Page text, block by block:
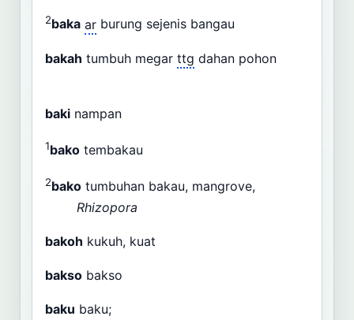
2baka ar burung sejenis bangau
bakah tumbuh megar ttg dahan pohon
baki nampan
1bako tembakau
2bako tumbuhan bakau, mangrove,
Rhizopora
bakoh kukuh, kuat
bakso bakso
baku baku;